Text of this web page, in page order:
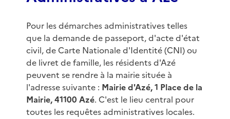
Pour les démarches administratives telles
que la demande de passeport, d'acte d'état
civil, de Carte Nationale d'Identité (CNI) ou
de livret de famille, les résidents d'Azé
peuvent se rendre à la mairie située à
l'adresse suivante : Mairie d'Azé, 1 Place de la
Mairie, 41100 Azé. C'est le lieu central pour
toutes les requêtes administratives locales.